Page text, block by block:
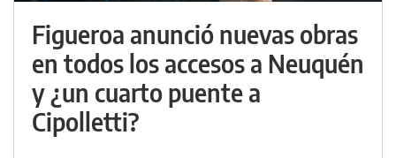
Figueroa anunció nuevas obras
en todos los accesos a Neuquén
y ¿un cuarto puente a
Cipolletti?